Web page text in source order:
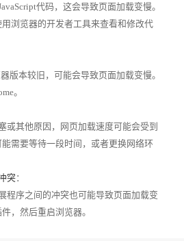
代码，这会导致页面加载变慢。
浏览器的开发者工具来查看和修改代
版本较旧，可能会导致页面加载变慢。
。
或其他原因，网页加载速度可能会受到
需要等待一段时间，或者更换网络环
突：
程序之间的冲突也可能导致页面加载变
，然后重启浏览器。